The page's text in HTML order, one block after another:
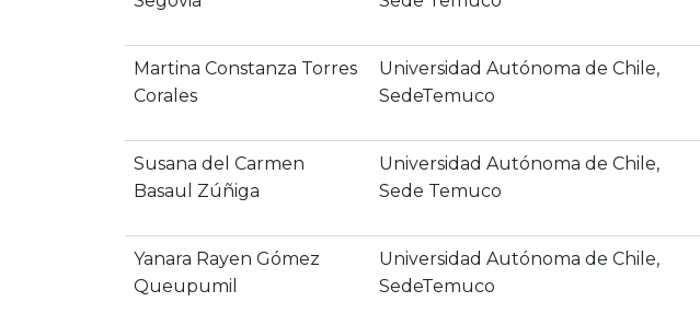
Martina Constanza Torres
Corales
Universidad Autónoma de Chile,
SedeTemuco
Susana del Carmen
Basaul Zúñiga
Universidad Autónoma de Chile,
Sede Temuco
Yanara Rayen Gómez
Queupumil
Universidad Autónoma de Chile,
SedeTemuco